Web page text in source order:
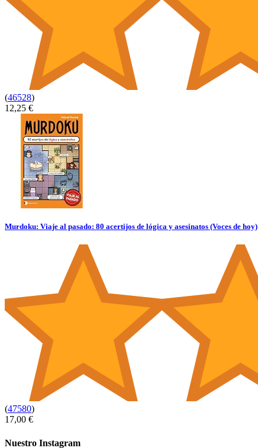
(46528)
12,25 €
Murdoku: Viaje al pasado: 80 acertijos de lógica y asesinatos (Voces de hoy)
(47580)
17,00 €
Nuestro Instagram